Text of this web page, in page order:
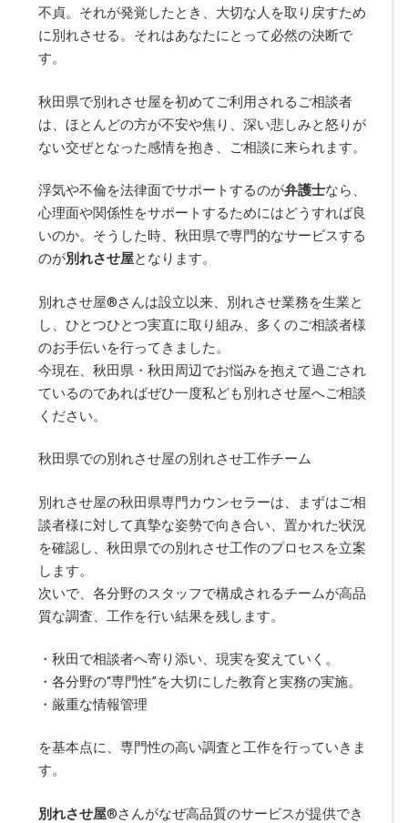
不貞。それが発覚したとき、大切な人を取り戻すため
に別れさせる。それはあなたにとって必然の決断で
す。
秋田県で別れさせ屋を初めてご利用されるご相談者
は、ほとんどの方が不安や焦り、深い悲しみと怒りが
ない交ぜとなった感情を抱き、ご相談に来られます。
浮気や不倫を法律面でサポートするのが弁護士なら、
心理面や関係性をサポートするためにはどうすれば良
いのか。そうした時、秋田県で専門的なサービスする
のが別れさせ屋となります。
別れさせ屋®さんは設立以来、別れさせ業務を生業と
し、ひとつひとつ実直に取り組み、多くのご相談者様
のお手伝いを行ってきました。
今現在、秋田県・秋田周辺でお悩みを抱えて過ごされ
ているのであればぜひ一度私ども別れさせ屋へご相談
ください。
秋田県での別れさせ屋の別れさせ工作チーム
別れさせ屋の秋田県専門カウンセラーは、まずはご相
談者様に対して真摯な姿勢で向き合い、置かれた状況
を確認し、秋田県での別れさせ工作のプロセスを立案
します。
次いで、各分野のスタッフで構成されるチームが高品
質な調査、工作を行い結果を残します。
・秋田で相談者へ寄り添い、現実を変えていく。
・各分野の“専門性”を大切にした教育と実務の実施。
・厳重な情報管理
を基本点に、専門性の高い調査と工作を行っていきま
す。
別れさせ屋®さんがなぜ高品質のサービスが提供でき